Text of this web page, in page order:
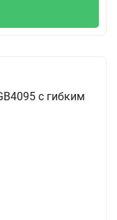
с гибким